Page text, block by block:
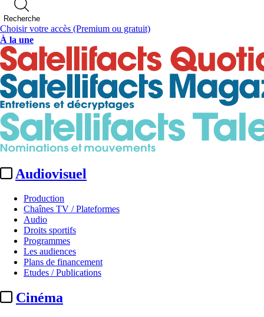
Recherche
Choisir votre accès (Premium ou gratuit)
À la une
Audiovisuel
Production
Chaînes TV / Plateformes
Audio
Droits sportifs
Programmes
Les audiences
Plans de financement
Etudes / Publications
Cinéma